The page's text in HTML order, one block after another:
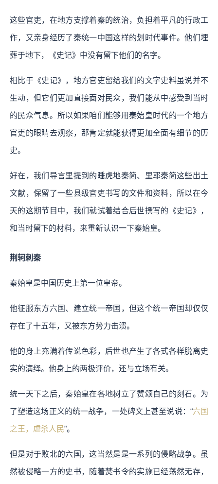
这些官吏，在地方支撑着秦的统治，负担着平凡的行政工
作，又亲身经历了秦统一中国这样的划时代事件。他们埋
葬于地下，《史记》中没有留下他们的名字。
相比于《史记》，地方官吏留给我们的文字史料虽说并不
生动，但它们更加直接面对民众，我们能从中感受到当时
的民众气息。所以如果咱们能够用秦始皇时代的一个地方
官吏的眼睛去观察，那肯定就能获得更加全面有细节的历
史。
好在，我们导言里提到的睡虎地秦简、里耶秦简这些出土
文献，保留了一些县级官吏书写的文件和资料，所以在今
天的这期节目中，我们就试着结合后世撰写的《史记》，
和当时留下的材料，来重新认识一下秦始皇。
荆轲刺秦
秦始皇是中国历史上第一位皇帝。
他征服东方六国、建立统一帝国，但这个统一帝国却仅仅
存在了十五年，又被东方势力击溃。
他的身上充满着传说色彩，后世也产生了各式各样脱离史
实的演绎。他身上的两极评价，还与立场有关。
统一天下之后，秦始皇在各地树立了赞颂自己的刻石。为
了塑造这场正义的统一战争，一处碑文上甚至说说：“六国
之王，虐杀人民”。
但是对于败北的六国，这当然是是一系列的侵略战争。虽
然被侵略一方的史书，随着焚书令的实施已经荡然无存，